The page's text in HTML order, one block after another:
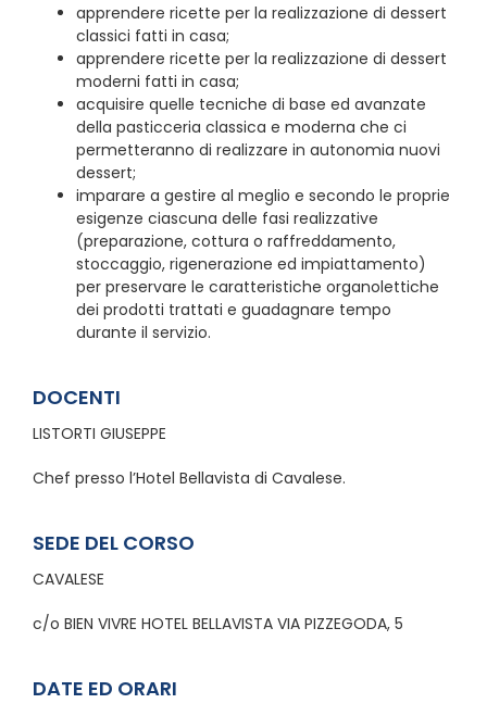
apprendere ricette per la realizzazione di dessert
classici fatti in casa;
apprendere ricette per la realizzazione di dessert
moderni fatti in casa;
acquisire quelle tecniche di base ed avanzate
della pasticceria classica e moderna che ci
permetteranno di realizzare in autonomia nuovi
dessert;
imparare a gestire al meglio e secondo le proprie
esigenze ciascuna delle fasi realizzative
(preparazione, cottura o raffreddamento,
stoccaggio, rigenerazione ed impiattamento)
per preservare le caratteristiche organolettiche
dei prodotti trattati e guadagnare tempo
durante il servizio.
DOCENTI
LISTORTI GIUSEPPE
Chef presso l’Hotel Bellavista di Cavalese.
SEDE DEL CORSO
CAVALESE
c/o BIEN VIVRE HOTEL BELLAVISTA VIA PIZZEGODA, 5
DATE ED ORARI